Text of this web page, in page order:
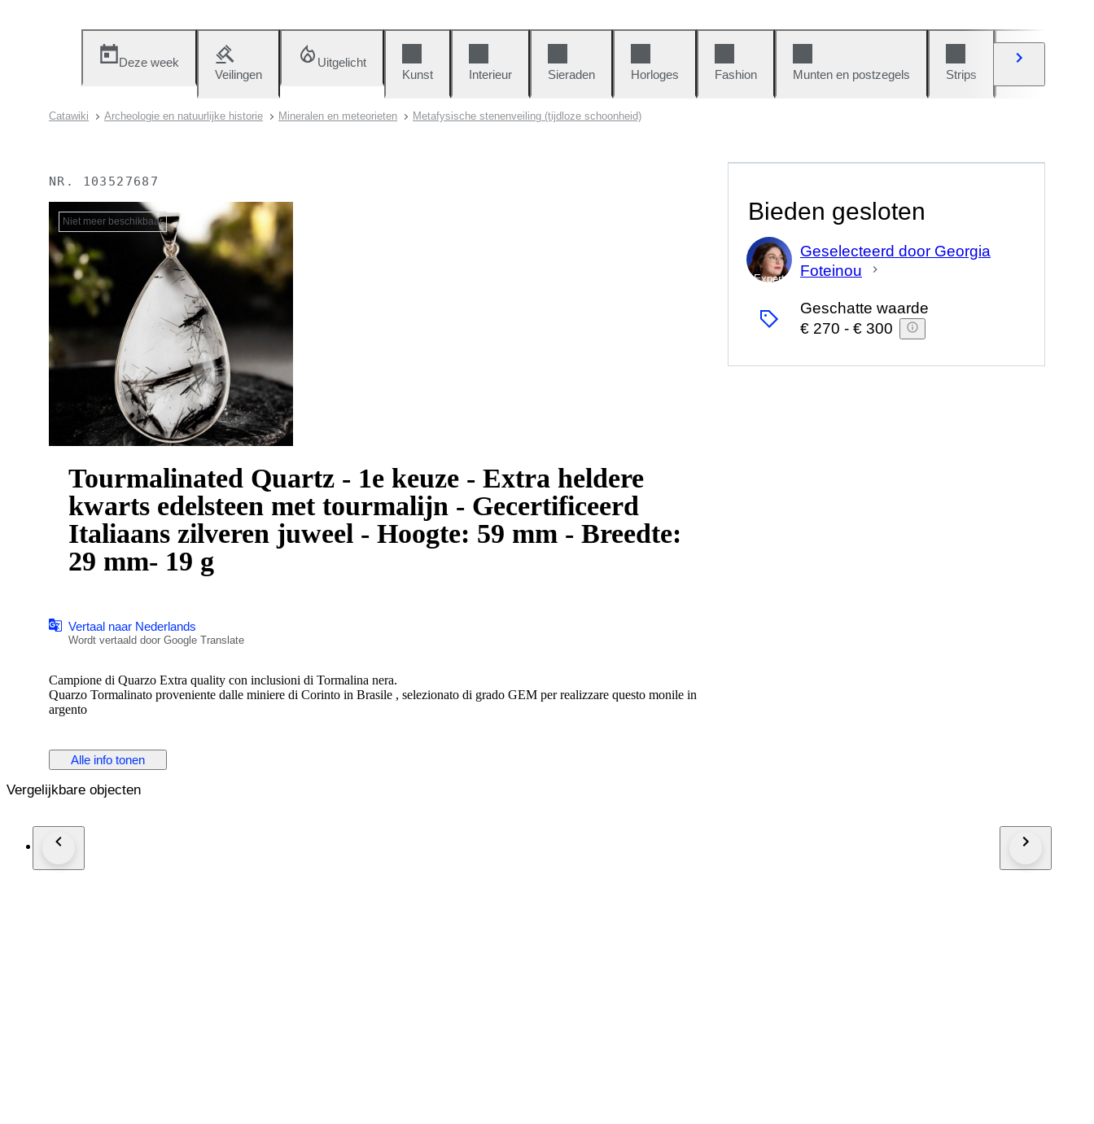
Deze week
Veilingen
Uitgelicht
Kunst
Interieur Sieraden Horloges Fashion Munten en postzegels Strips
Catawiki Archeologie en natuurlijke historie Mineralen en meteorieten Metafysische stenenveiling (tijdloze schoonheid)
NR. 103527687
Niet meer beschikbaar
Tourmalinated Quartz - 1e keuze - Extra heldere
kwarts edelsteen met tourmalijn - Gecertificeerd
Italiaans zilveren juweel - Hoogte: 59 mm - Breedte:
29 mm- 19 g
Vertaal naar Nederlands
Wordt vertaald door Google Translate
Campione di Quarzo Extra quality con inclusioni di Tormalina nera.
Quarzo Tormalinato proveniente dalle miniere di Corinto in Brasile , selezionato di grado GEM per realizzare questo monile in
argento
Alle info tonen
Bieden gesloten
Expert
Geselecteerd door Georgia
Foteinou
Geschatte waarde
€ 270 - € 300
Vergelijkbare objecten